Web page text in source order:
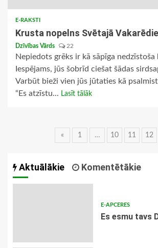
E-RAKSTI
Krusta nopelns Svētajā
Dzīvības Vārds 22
Nepiedots grēks ir kā sāpīga nedzīstoša
Iespējams, jūs šobrīd ciešat šādas
Varbūt bieži vien jūs jūtaties kā
“Es atzīstu... Lasīt tālāk
Ziņu
« 1 … 10 11 12
Aktuālākie Komentētākie
E-APCERES
Es esmu tavs